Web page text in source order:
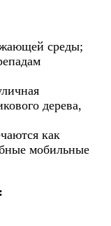
среды;
дерева,
как
мобильные